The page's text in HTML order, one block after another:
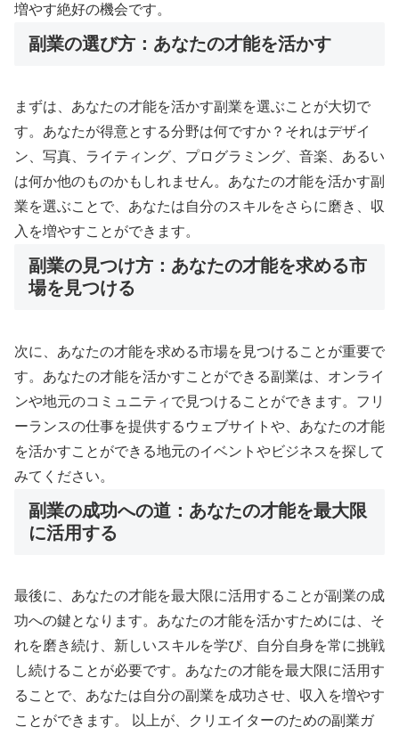
増やす絶好の機会です。
副業の選び方：あなたの才能を活かす
まずは、あなたの才能を活かす副業を選ぶことが大切で
す。あなたが得意とする分野は何ですか？それはデザイ
ン、写真、ライティング、プログラミング、音楽、あるい
は何か他のものかもしれません。あなたの才能を活かす副
業を選ぶことで、あなたは自分のスキルをさらに磨き、収
入を増やすことができます。
副業の見つけ方：あなたの才能を求める市
場を見つける
次に、あなたの才能を求める市場を見つけることが重要で
す。あなたの才能を活かすことができる副業は、オンライ
ンや地元のコミュニティで見つけることができます。フリ
ーランスの仕事を提供するウェブサイトや、あなたの才能
を活かすことができる地元のイベントやビジネスを探して
みてください。
副業の成功への道：あなたの才能を最大限
に活用する
最後に、あなたの才能を最大限に活用することが副業の成
功への鍵となります。あなたの才能を活かすためには、そ
れを磨き続け、新しいスキルを学び、自分自身を常に挑戦
し続けることが必要です。あなたの才能を最大限に活用す
ることで、あなたは自分の副業を成功させ、収入を増やす
ことができます。 以上が、クリエイターのための副業ガ